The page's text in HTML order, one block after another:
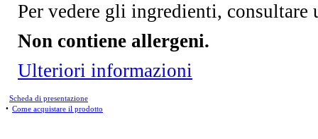
Per vedere gli ingredienti,
Non contiene allergeni.
Ulteriori informazioni
Scheda di presentazione
• Come acquistare il prodotto